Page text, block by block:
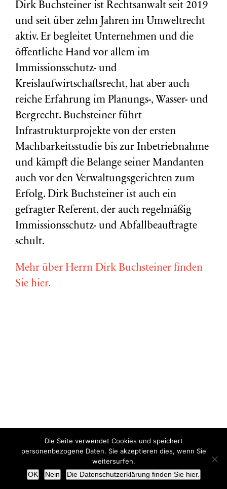
Dirk Buchsteiner ist Rechtsanwalt seit 2019
und seit über zehn Jahren im Umweltrecht
aktiv. Er begleitet Unternehmen und die
öffentliche Hand vor allem im
Immissionsschutz- und
Kreislaufwirtschaftsrecht, hat aber auch
reiche Erfahrung im Planungs-, Wasser- und
Bergrecht. Buchsteiner führt
Infrastrukturprojekte von der ersten
Machbarkeitsstudie bis zur Inbetriebnahme
und kämpft die Belange seiner Mandanten
auch vor den Verwaltungsgerichten zum
Erfolg. Dirk Buchsteiner ist auch ein
gefragter Referent, der auch regelmäßig
Immissionsschutz- und Abfallbeauftragte
schult.
Mehr über Herrn Dirk Buchsteiner finden
Sie hier.
Copyright © Miriam Vollmer 2018-2022 |Impressum|Datenschutz
X
Die Seite verwendet Cookies und speichert
personenbezogene Daten. Sie akzeptieren dies, wenn Sie
weitersurfen.
OK
Nein Die Datenschutzerklärung finden Sie hier.